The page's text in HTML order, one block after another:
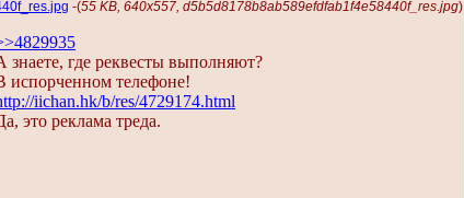
-(55 KB, 640x557, d5b5d8178b8ab589efdfab1f4e58440f_res.jpg)
знаете, где реквесты выполняют?
испорченном телефоне!
iichan.hk/b/res/4729174.html
это реклама треда.